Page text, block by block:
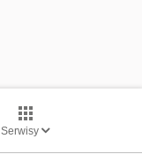
Serwisy